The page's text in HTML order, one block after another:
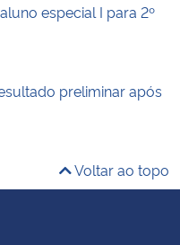
especial I para 2º
preliminar após
Voltar ao topo